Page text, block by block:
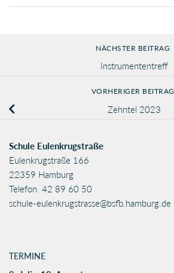
NÄCHSTER BEITRAG
Instrumententreff
VORHERIGER BEITRAG
Zehntel 2023
Schule Eulenkrugstraße
Eulenkrugstraße 166
22359 Hamburg
Telefon 42 89 60 50
schule-eulenkrugstrasse@bsfb.hamburg.de
TERMINE